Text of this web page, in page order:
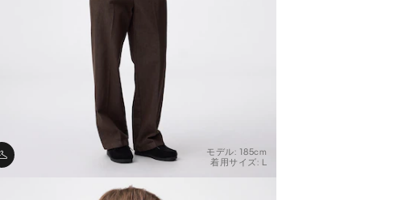
モデル: 185cm
着用サイズ: L